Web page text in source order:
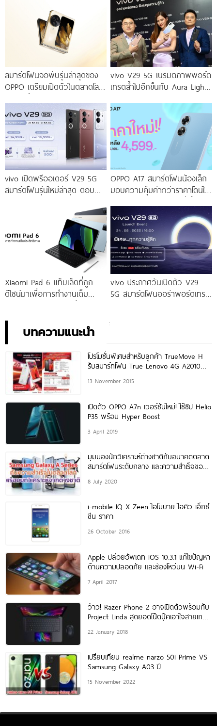
สมาร์ตโฟนจอพับรุ่นล่าสุดของ
OPPO เตรียมเปิดตัวในตลาดโลก
vivo V29 5G เนรมิตภาพพอร์ต
เทรตล้ำไปอีกขั้นกับ Aura Light
โดดเด่นด้วยสุนทรียศาสตร์แห่ง
vivo เปิดพรีออเดอร์ V29 5G
สมาร์ตโฟนรุ่นใหม่ล่าสุด ตอบ
ราคาเริ่มต้นเพียง 14,999 บาท
จัดเต็มกับโปรโมชันพิเศษก่อนใคร
OPPO A17 สมาร์ตโฟนน้องเล็ก
มอบความคุ้มค่ากว่าราคาโดนใจ
ราคาใหม่เพียง 4,599 บาท
เท่านั้น!
Xiaomi Pad 6 แท็บเล็ตที่ถูก
ดีไซน์มาเพื่อการทำงานเต็ม
vivo ประกาศวันเปิดตัว V29
5G สมาร์ตโฟนออร่าพอร์ตเทร
บทความแนะนำ
โปรโมชั่นพิเศษสำหรับลูกค้า TrueMove H
รับสมาร์ทโฟน True Lenovo 4G A2010
13 November 2015
เปิดตัว OPPO A7n เวอร์ชันใหม่! ใช้ชิป Helio
P35 พร้อม Hyper Boost
3 April 2019
มุมมองนักวิเคราะห์ต่างชาติกับอนาคตตลาด
สมาร์ตโฟนระดับกลาง และความสำเร็จของ
8 July 2020
i-mobile IQ X Zeen ไอโมบาย ไอคิว เอ็กซ์
ซีน ราคา
26 October 2016
Apple ปล่อยอัพเดท iOS 10.3.1 แก้ไขปัญหา
ด้านความปลอดภัย และช่องโหว่บน Wi-Fi
7 April 2017
ว้าว! Razer Phone 2 อาจเปิดตัวพร้อมกับ
Project Linda สุดยอดโน๊ตบุ๊คเอาใจสายเกมที่
22 January 2018
เปรียบเทียบ realme narzo 50i Prime VS
Samsung Galaxy A03 ปี
15 November 2022